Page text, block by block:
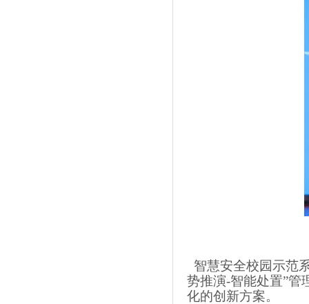
智慧安全校园示范
势推演-智能处置”管
化的创新方案。